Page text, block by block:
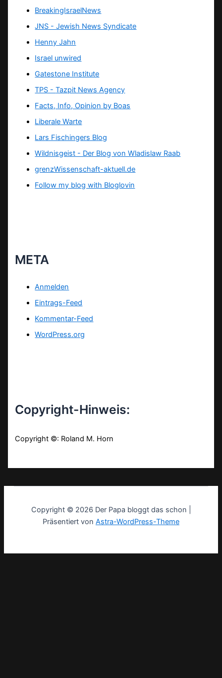
BreakingIsraelNews
JNS - Jewish News Syndicate
Henny Jahn
Israel unwired
Gatestone Institute
TPS -Tazpit News Agency
Facts, Info, Opinion by Boas
Liberale Warte
Lars Fischingers Blog
Wildnisgeist - Der Blog von Wladislaw Raab
grenzWissenschaft-aktuell.de
Follow my blog with Bloglovin
META
Anmelden
Eintrags-Feed
Kommentar-Feed
WordPress.org
Copyright-Hinweis:
Copyright ©: Roland M. Horn
Copyright © 2026 Der Papa bloggt das schon |
Präsentiert von Astra-WordPress-Theme